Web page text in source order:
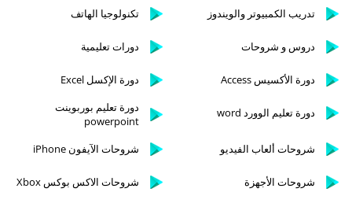
تدريب الكمبيوتر والويندوز تكنولوجيا الهاتف
دروس و شروحات دورات تعليمية
دورة الأكسيس Access دورة الإكسل Excel
دورة تعليم الوورد word
دورة تعليم بوربوينت
powerpoint
شروحات ألعاب الفيديو
شروحات الآيفون iPhone
شروحات الأجهزة شروحات الاكس بوكس Xbox